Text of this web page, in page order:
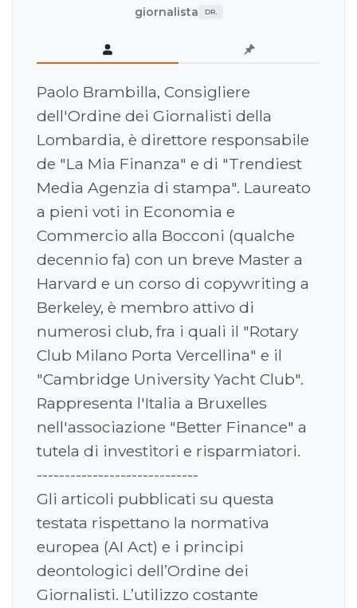
giornalista DR.
Paolo Brambilla, Consigliere
dell'Ordine dei Giornalisti della
Lombardia, è direttore responsabile
de "La Mia Finanza" e di "Trendiest
Media Agenzia di stampa". Laureato
a pieni voti in Economia e
Commercio alla Bocconi (qualche
decennio fa) con un breve Master a
Harvard e un corso di copywriting a
Berkeley, è membro attivo di
numerosi club, fra i quali il "Rotary
Club Milano Porta Vercellina" e il
"Cambridge University Yacht Club".
Rappresenta l'Italia a Bruxelles
nell'associazione "Better Finance" a
tutela di investitori e risparmiatori.
-----------------------------
Gli articoli pubblicati su questa
testata rispettano la normativa
europea (AI Act) e i principi
deontologici dell’Ordine dei
Giornalisti. L’utilizzo costante